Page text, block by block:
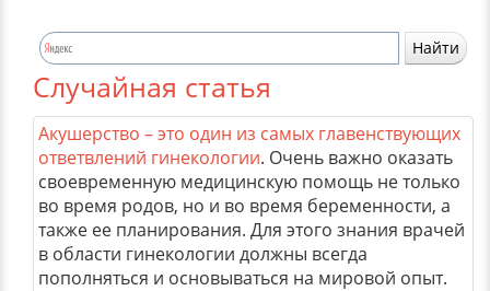
Случайная статья
Акушерство – это один из самых главенствующих
ответвлений гинекологии. Очень важно оказать
своевременную медицинскую помощь не только
во время родов, но и во время беременности, а
также ее планирования. Для этого знания врачей
в области гинекологии должны всегда
пополняться и основываться на мировой опыт.